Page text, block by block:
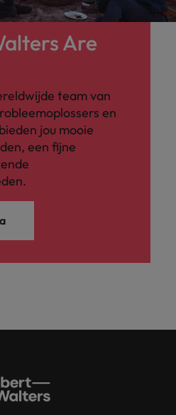
Are
team van
en
jou mooie
een fijne